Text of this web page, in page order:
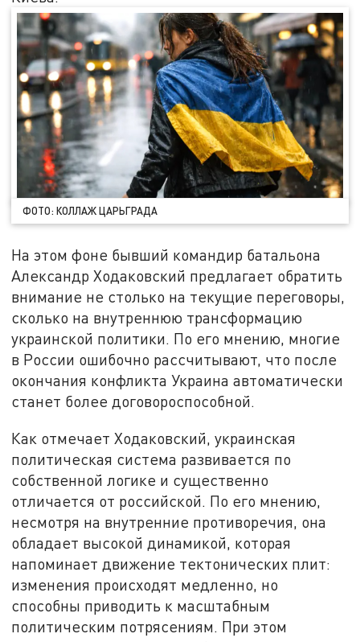
ФОТО: КОЛЛАЖ ЦАРЬГРАДА
На этом фоне бывший командир батальона
Александр Ходаковский предлагает обратить
внимание не столько на текущие переговоры,
сколько на внутреннюю трансформацию
украинской политики. По его мнению, многие
в России ошибочно рассчитывают, что после
окончания конфликта Украина автоматически
станет более договороспособной.
Как отмечает Ходаковский, украинская
политическая система развивается по
собственной логике и существенно
отличается от российской. По его мнению,
несмотря на внутренние противоречия, она
обладает высокой динамикой, которая
напоминает движение тектонических плит:
изменения происходят медленно, но
способны приводить к масштабным
политическим потрясениям. При этом